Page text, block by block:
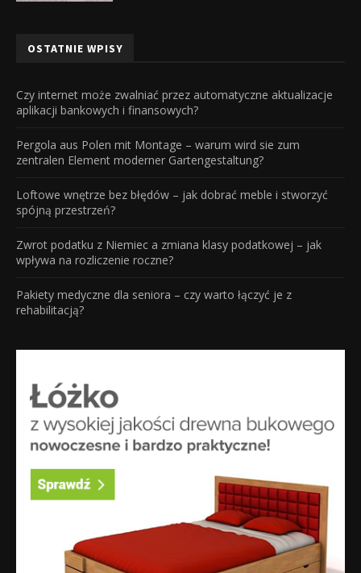
OSTATNIE WPISY
Czy internet może zwalniać przez automatyczne aktualizacje
aplikacji bankowych i finansowych?
Pergola aus Polen mit Montage – warum wird sie zum
zentralen Element moderner Gartengestaltung?
Loftowe wnętrze bez błędów – jak dobrać meble i stworzyć
spójną przestrzeń?
Zwrot podatku z Niemiec a zmiana klasy podatkowej – jak
wpływa na rozliczenie roczne?
Pakiety medyczne dla seniora – czy warto łączyć je z
rehabilitacją?